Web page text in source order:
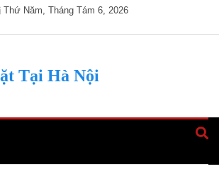
Thứ Năm, Tháng Tám 6, 2026
Tại Hà Nội